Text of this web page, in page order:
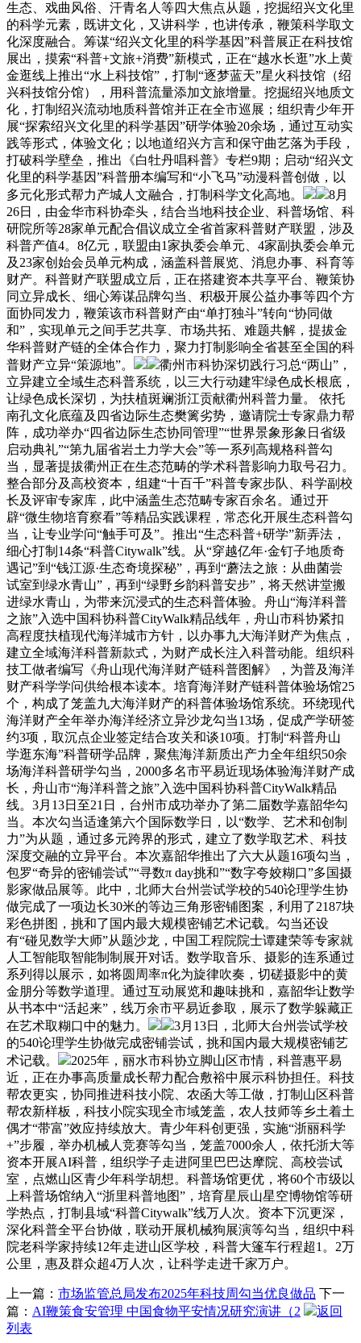
生态、戏曲风俗、汗青名人等四大焦点从题，挖掘绍兴文化里
的科学元素，既讲文化，又讲科学，也讲传承，鞭策科学取文
化深度融合。筹谋“绍兴文化里的科学基因”科普展正在科技馆
展出，摸索“科普+文旅+消费”新模式，正在“越水长逛”水上黄
金逛线上推出“水上科技馆”，打制“逐梦蓝天”星火科技馆（绍
兴科技馆分馆），用科普流量添加文旅增量。挖掘绍兴地质文
化，打制绍兴流动地质科普馆并正在全市巡展；组织青少年开
展“探索绍兴文化里的科学基因”研学体验20余场，通过互动实
践等形式，体验文化；以地道绍兴方言和保守曲艺落为手段，
打破科学壁垒，推出《白牡丹唱科普》专栏9期；启动“绍兴文
化里的科学基因”科普册本编写和“小飞马”动漫科普创做，以
多元化形式帮力产城人文融合，打制科学文化高地。
8月
26日，由金华市科协牵头，结合当地科技企业、科普场馆、科
研院所等28家单元配合倡议成立全省首家科普财产联盟，涉及
科普产值4。8亿元，联盟由1家执委会单元、4家副执委会单元
及23家创始会员单元构成，涵盖科普展览、消息办事、科育等
财产。科普财产联盟成立后，正在搭建资本共享平台、鞭策协
同立异成长、细心筹谋品牌勾当、积极开展公益办事等四个方
面协同发力，鞭策该市科普财产由“单打独斗”转向“协同做
和”，实现单元之间手艺共享、市场共拓、难题共解，提拔金
华科普财产链的全体合作力，聚力打制影响全省甚至全国的科
普财产立异“策源地”。
衢州市科协深切践行习总“两山”，
立异建立全域生态科普系统，以三大行动建牢绿色成长根底，
让绿色成长深切，为扶植斑斓浙江贡献衢州科普力量。 依托
南孔文化底蕴及四省边际生态樊篱劣势，邀请院士专家鼎力帮
阵，成功举办“四省边际生态协同管理”“世界景象形象日省级
启动典礼”“第九届省岩土力学大会”等一系列高规格科普勾
当，显著提拔衢州正在生态范畴的学术科普影响力取号召力。
整合部分及高校资本，组建“十百千”科普专家步队、科学副校
长及评审专家库，此中涵盖生态范畴专家百余名。通过开
辟“微生物培育察看”等精品实践课程，常态化开展生态科普勾
当，让专业学问“触手可及”。推出“生态科普+研学”新弄法，
细心打制14条“科普Citywalk”线。从“穿越亿年·金钉子地质奇
遇记”到“钱江源·生态奇境探秘”，再到“蘑法之旅：从曲菌尝
试室到绿水青山”，再到“绿野乡韵科普安步”，将天然讲堂搬
进绿水青山，为带来沉浸式的生态科普体验。舟山“海洋科普
之旅”入选中国科协科普CityWalk精品线年，舟山市科协紧扣
高程度扶植现代海洋城市方针，以办事九大海洋财产为焦点，
建立全域海洋科普新款式，为财产成长注入科普动能。组织科
技工做者编写《舟山现代海洋财产链科普图解》，为普及海洋
财产科学学问供给根本读本。培育海洋财产链科普体验场馆25
个，构成了笼盖九大海洋财产的科普体验场馆系统。环绕现代
海洋财产全年举办海洋经济立异沙龙勾当13场，促成产学研签
约3项，取沉点企业签定结合攻关和谈10项。打制“科普舟山
学逛东海”科普研学品牌，聚焦海洋新质出产力全年组织50余
场海洋科普研学勾当，2000多名市平易近现场体验海洋财产成
长，舟山市“海洋科普之旅”入选中国科协科普CityWalk精品
线。3月13日至21日，台州市成功举办了第二届数学嘉韶华勾
当。本次勾当适逢第六个国际数学日，以“数学、艺术和创制
力”为从题，通过多元跨界的形式，建立了数学取艺术、科技
深度交融的立异平台。本次嘉韶华推出了六大从题16项勾当，
包罗“奇异的密铺尝试”“寻数π day挑和”“数字夸姣糊口”多国摄
影家做品展等。此中，北师大台州尝试学校的540论理学生协
做完成了一项边长30米的等边三角形密铺图案，利用了2187块
彩色拼图，挑和了国内最大规模密铺艺术记载。勾当还设
有“碰见数学大师”从题沙龙，中国工程院院士谭建荣等专家就
人工智能取智能制制展开对话。数学取音乐、摄影的连系通过
系列得以展示，如将圆周率π化为旋律吹奏，切磋摄影中的黄
金朋分等数学道理。通过互动展览和趣味挑和，嘉韶华让数学
从书本中“活起来”，线万余市平易近参取，展示了数学躲藏正
在艺术取糊口中的魅力。
3月13日，北师大台州尝试学校
的540论理学生协做完成密铺尝试，挑和国内最大规模密铺艺
术记载。
2025年，丽水市科协立脚山区市情，科普惠平易
近，正在办事高质量成长帮力配合敷裕中展示科协担任。科技
帮农更实，协同推进科技小院、农函大等工做，打制山区科普
帮农新样板，科技小院实现全市域笼盖，农人技师等乡土着土
偶才“带富”效应持续放大。青少年科创更强，实施“浙丽科学
+”步履，举办机械人竞赛等勾当，笼盖7000余人，依托浙大等
资本开展AI科普，组织学子走进阿里巴巴达摩院、高校尝试
室，点燃山区青少年科学胡想。科普场馆更优，将60个市级以
上科普场馆纳入“浙里科普地图”，培育星辰山星空博物馆等研
学热点，打制县域“科普Citywalk”线万人次。资本下沉更深，
深化科普全平台协做，联动开展机械狗展演等勾当，组织中科
院老科学家持续12年走进山区学校，科普大篷车行程超1。2万
公里，惠及群众超4万人次，让科学走进千家万户。
上一篇： 市场监管总局发布2025年科技周勾当优良做品 下一
篇： AI鞭策食安管理 中国食物平安情况研究演讲（2
返回
列表